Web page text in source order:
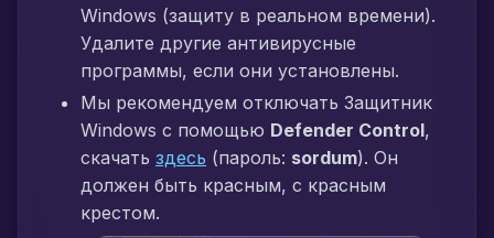
Windows (защиту в реальном времени).
Удалите другие антивирусные
программы, если они установлены.
Мы рекомендуем отключать Защитник
Windows с помощью Defender Control,
скачать здесь (пароль: sordum). Он
должен быть красным, с красным
крестом.